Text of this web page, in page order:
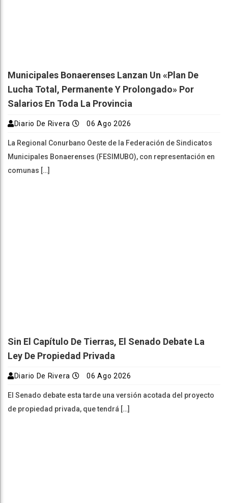
Municipales Bonaerenses Lanzan Un «plan De
Lucha Total, Permanente Y Prolongado» Por
Salarios En Toda La Provincia
Diario De Rivera 06 Ago 2026
La Regional Conurbano Oeste de la Federación de Sindicatos
Municipales Bonaerenses (FESIMUBO), con representación en
comunas […]
Sin El Capítulo De Tierras, El Senado Debate La
Ley De Propiedad Privada
Diario De Rivera 06 Ago 2026
El Senado debate esta tarde una versión acotada del proyecto
de propiedad privada, que tendrá […]